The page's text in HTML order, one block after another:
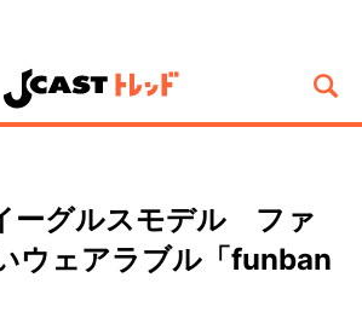
ーグルスモデル ファ
ウェアラブル「funban